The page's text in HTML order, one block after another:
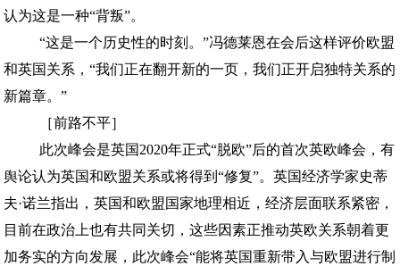
认为这是一种“背叛”。
“这是一个历史性的时刻。”冯德莱恩在会后这样评价欧盟
和英国关系，“我们正在翻开新的一页，我们正开启独特关系的
新篇章。”
［前路不平］
此次峰会是英国2020年正式“脱欧”后的首次英欧峰会，有
舆论认为英国和欧盟关系或将得到“修复”。英国经济学家史蒂
夫·诺兰指出，英国和欧盟国家地理相近，经济层面联系紧密，
目前在政治上也有共同关切，这些因素正推动英欧关系朝着更
加务实的方向发展，此次峰会“能将英国重新带入与欧盟进行制